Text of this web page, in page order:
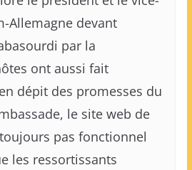
Allemagne devant
par la
ont aussi fait
dépit des promesses du
le site web de
pas fonctionnel
les ressortissants